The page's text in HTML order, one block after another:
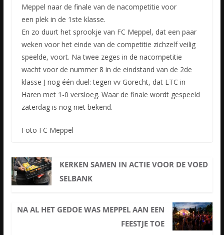
Meppel naar de finale van de nacompetitie voor
een plek in de 1ste klasse.
En zo duurt het sprookje van FC Meppel, dat een paar
weken voor het einde van de competitie zichzelf veilig
speelde, voort. Na twee zeges in de nacompetitie
wacht voor de nummer 8 in de eindstand van de 2de
klasse J nog één duel: tegen vv Gorecht, dat LTC in
Haren met 1-0 versloeg. Waar de finale wordt gespeeld
zaterdag is nog niet bekend.
Foto FC Meppel
KERKEN SAMEN IN ACTIE VOOR DE VOED
SELBANK
NA AL HET GEDOE WAS MEPPEL AAN EEN
FEESTJE TOE